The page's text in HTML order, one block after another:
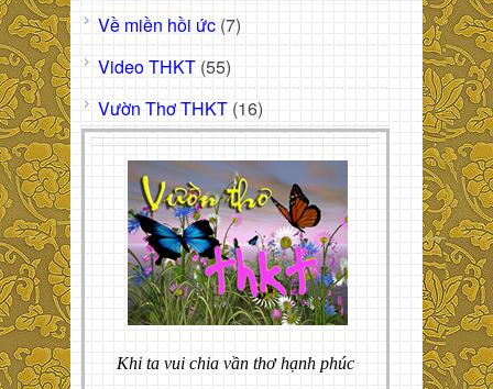
Về miền hồi ức (7)
Video THKT (55)
Vườn Thơ THKT (16)
Khi ta vui chia vần thơ hạnh phúc